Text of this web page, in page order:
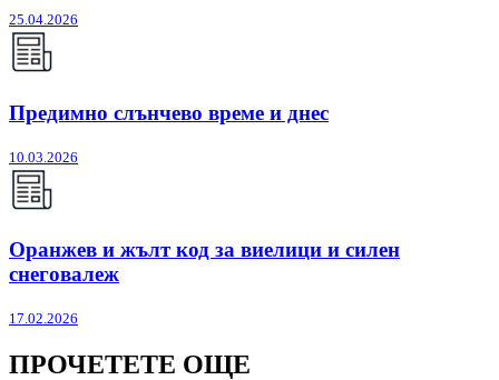
25.04.2026
Предимно слънчево време и днес
10.03.2026
Оранжев и жълт код за виелици и силен
снеговалеж
17.02.2026
ПРОЧЕТЕТЕ ОЩЕ